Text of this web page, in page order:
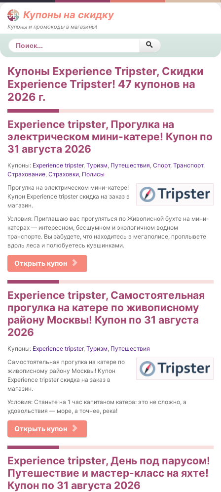
Купоны на скидку
Купоны и промокоды в магазины!
Поиск
Купоны Experience Tripster, Скидки
Experience Tripster! 47 купонов на
2026 г.
Experience tripster, Прогулка на
электрическом мини-катере! Купон по
31 августа 2026
Купоны: Experience tripster, Туризм, Путешествия, Спорт, Транспорт,
Страхование, Страховки, Полисы
Прогулка на электрическом мини-катере!
Купон Experience tripster скидка на заказ в
магазин.
Условия: Приглашаю вас прогуляться по Живописной бухте на мини-
катерах — интересном, бесшумном и экологичном водном
транспорте. Вы забудете, что находитесь в мегаполисе, проплывете
вдоль леса и полюбуетесь кувшинками.
Открыть купон
Experience tripster, Самостоятельная
прогулка на катере по живописному
району Москвы! Купон по 31 августа
2026
Купоны: Experience tripster, Туризм, Путешествия
Самостоятельная прогулка на катере по
живописному району Москвы! Купон
Experience tripster скидка на заказ в
магазин.
Условия: Станьте на 1 час капитаном катера: это не сложно, а
удовольствия — море, а точнее, река!
Открыть купон
Experience tripster, День под парусом!
Путешествие и мастер-класс на яхте!
Купон по 31 августа 2026